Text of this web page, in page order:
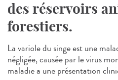
des réservoirs
forestiers.
La variole du singe est une
négligée, causée par le virus
maladie a une présentation